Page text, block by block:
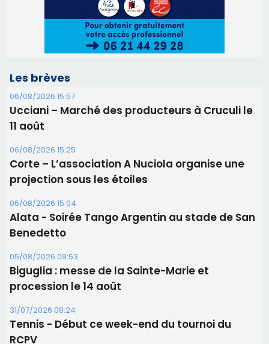
Corte – L’association A Nuciola organise une
projection sous les étoiles
Alata - Soirée Tango Argentin au stade de San
Benedetto
05/08/2026 09:53
Biguglia : messe de la Sainte-Marie et
procession le 14 août
31/07/2026 08:24
Tennis - Début ce week-end du tournoi du
RCPV
31/07/2026 08:22
82ème anniversaire de la disparition du
Commandant Antoine de Saint Exupery
Les plus lus
Satine Nomary est la nouvelle Miss Corse 2026